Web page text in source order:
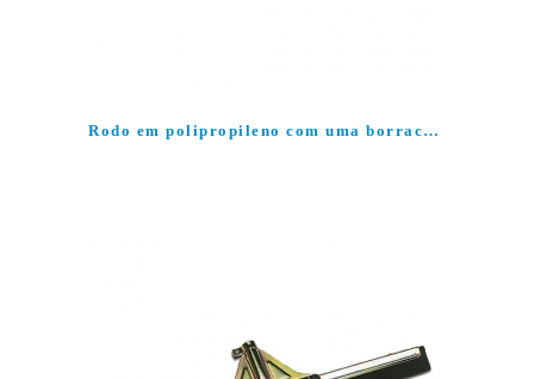
Rodo em polipropileno com uma borracha branca